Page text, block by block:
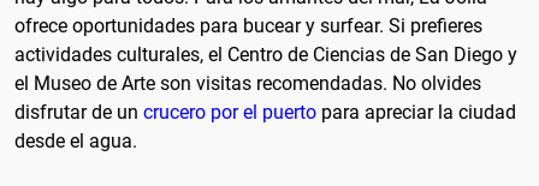
ofrece oportunidades para bucear y surfear. Si prefieres
actividades culturales, el Centro de Ciencias de San Diego y
el Museo de Arte son visitas recomendadas. No olvides
disfrutar de un crucero por el puerto para apreciar la ciudad
desde el agua.